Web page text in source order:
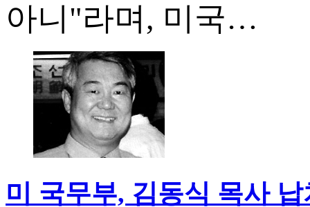
아니"라며, 미국…
미 국무부, 김동식 목사